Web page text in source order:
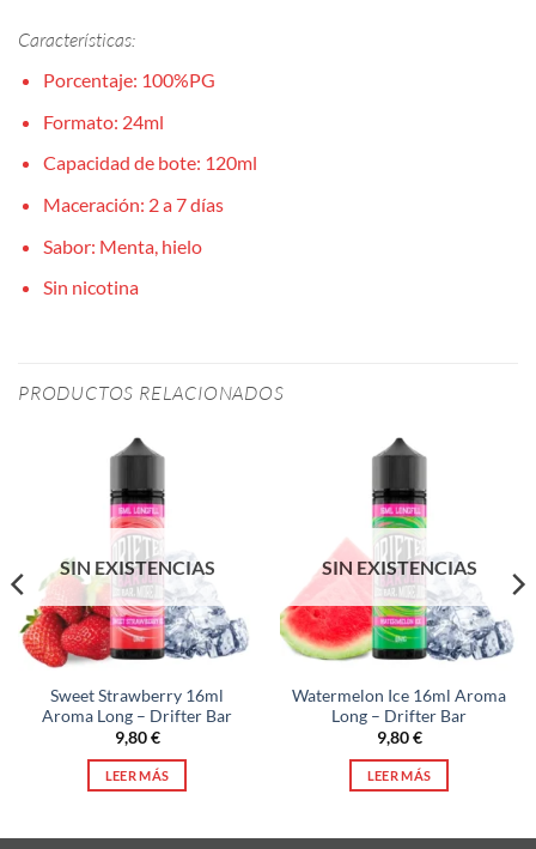
Características:
Porcentaje: 100%PG
Formato: 24ml
Capacidad de bote: 120ml
Maceración: 2 a 7 días
Sabor: Menta, hielo
Sin nicotina
PRODUCTOS RELACIONADOS
SIN EXISTENCIAS
Sweet Strawberry 16ml
Aroma Long – Drifter Bar
9,80€
LEER MÁS
SIN EXISTENCIAS
Watermelon Ice 16ml Aroma
Long – Drifter Bar
9,80€
LEER MÁS